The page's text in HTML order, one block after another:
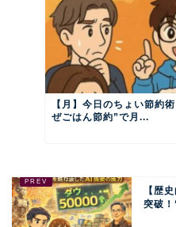
【月】今日のちょい節
ぜごはん節約”で月...
【歴
突破